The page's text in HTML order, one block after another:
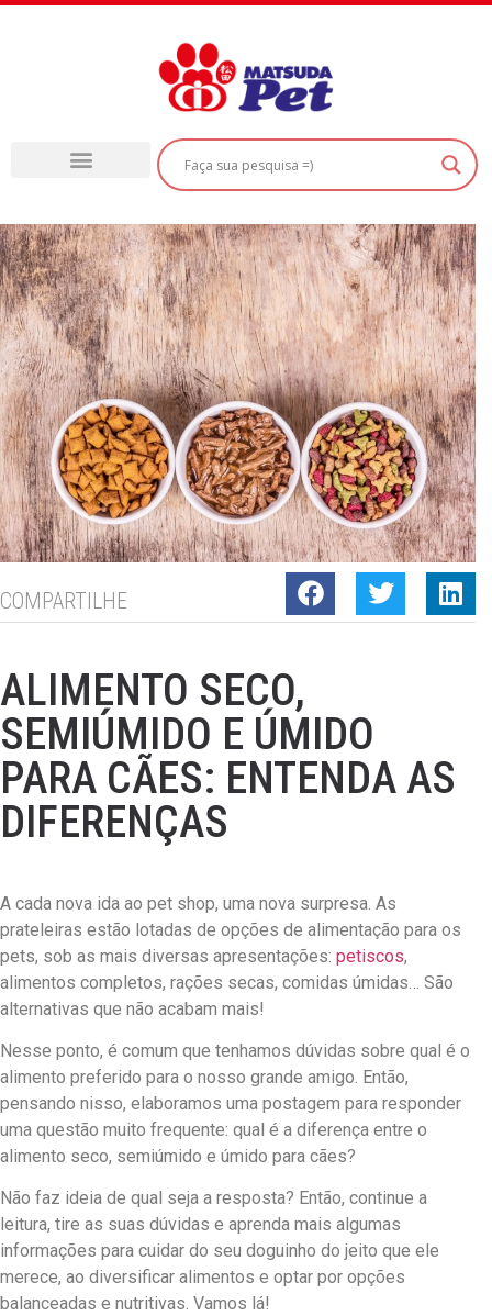
COMPARTILHE
ALIMENTO SECO,
SEMIÚMIDO E ÚMIDO
PARA CÃES: ENTENDA AS
DIFERENÇAS
A cada nova ida ao pet shop, uma nova surpresa. As
prateleiras estão lotadas de opções de alimentação para os
pets, sob as mais diversas apresentações: petiscos,
alimentos completos, rações secas, comidas úmidas… São
alternativas que não acabam mais!
Nesse ponto, é comum que tenhamos dúvidas sobre qual é o
alimento preferido para o nosso grande amigo. Então,
pensando nisso, elaboramos uma postagem para responder
uma questão muito frequente: qual é a diferença entre o
alimento seco, semiúmido e úmido para cães?
Não faz ideia de qual seja a resposta? Então, continue a
leitura, tire as suas dúvidas e aprenda mais algumas
informações para cuidar do seu doguinho do jeito que ele
merece, ao diversificar alimentos e optar por opções
balanceadas e nutritivas. Vamos lá!